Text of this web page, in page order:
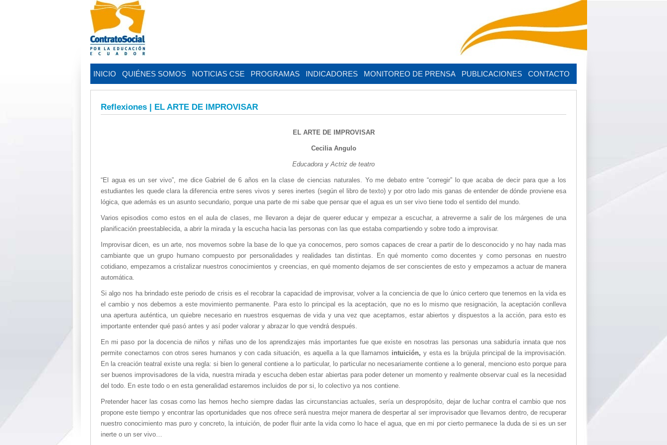
INICIO QUIÉNES SOMOS NOTICIAS CSE PROGRAMAS INDICADORES MONITOREO DE PRENSA PUBLICACIONES CONTACTO
Reflexiones | EL ARTE DE IMPROVISAR
EL ARTE DE IMPROVISAR
Cecilia Angulo
Educadora y Actriz de teatro
“El agua es un ser vivo”, me dice Gabriel de 6 años en la clase de ciencias naturales. Yo me debato entre “corregir” lo que acaba de decir para que a los
estudiantes les quede clara la diferencia entre seres vivos y seres inertes (según el libro de texto) y por otro lado mis ganas de entender de dónde proviene esa
lógica, que además es un asunto secundario, porque una parte de mi sabe que pensar que el agua es un ser vivo tiene todo el sentido del mundo.
Varios episodios como estos en el aula de clases, me llevaron a dejar de querer educar y empezar a escuchar, a atreverme a salir de los márgenes de una
planificación preestablecida, a abrir la mirada y la escucha hacia las personas con las que estaba compartiendo y sobre todo a improvisar.
Improvisar dicen, es un arte, nos movemos sobre la base de lo que ya conocemos, pero somos capaces de crear a partir de lo desconocido y no hay nada mas
cambiante que un grupo humano compuesto por personalidades y realidades tan distintas. En qué momento como docentes y como personas en nuestro
cotidiano, empezamos a cristalizar nuestros conocimientos y creencias, en qué momento dejamos de ser conscientes de esto y empezamos a actuar de manera
automática.
Si algo nos ha brindado este periodo de crisis es el recobrar la capacidad de improvisar, volver a la conciencia de que lo único certero que tenemos en la vida es
el cambio y nos debemos a este movimiento permanente. Para esto lo principal es la aceptación, que no es lo mismo que resignación, la aceptación conlleva
una apertura auténtica, un quiebre necesario en nuestros esquemas de vida y una vez que aceptamos, estar abiertos y dispuestos a la acción, para esto es
importante entender qué pasó antes y así poder valorar y abrazar lo que vendrá después.
En mi paso por la docencia de niños y niñas uno de los aprendizajes más importantes fue que existe en nosotras las personas una sabiduría innata que nos
permite conectarnos con otros seres humanos y con cada situación, es aquella a la que llamamos intuición, y esta es la brújula principal de la improvisación.
En la creación teatral existe una regla: si bien lo general contiene a lo particular, lo particular no necesariamente contiene a lo general, menciono esto porque para
ser buenos improvisadores de la vida, nuestra mirada y escucha deben estar abiertas para poder detener un momento y realmente observar cual es la necesidad
del todo. En este todo o en esta generalidad estaremos incluidos de por si, lo colectivo ya nos contiene.
Pretender hacer las cosas como las hemos hecho siempre dadas las circunstancias actuales, sería un despropósito, dejar de luchar contra el cambio que nos
propone este tiempo y encontrar las oportunidades que nos ofrece será nuestra mejor manera de despertar al ser improvisador que llevamos dentro, de recuperar
nuestro conocimiento mas puro y concreto, la intuición, de poder fluir ante la vida como lo hace el agua, que en mi por cierto permanece la duda de si es un ser
inerte o un ser vivo…